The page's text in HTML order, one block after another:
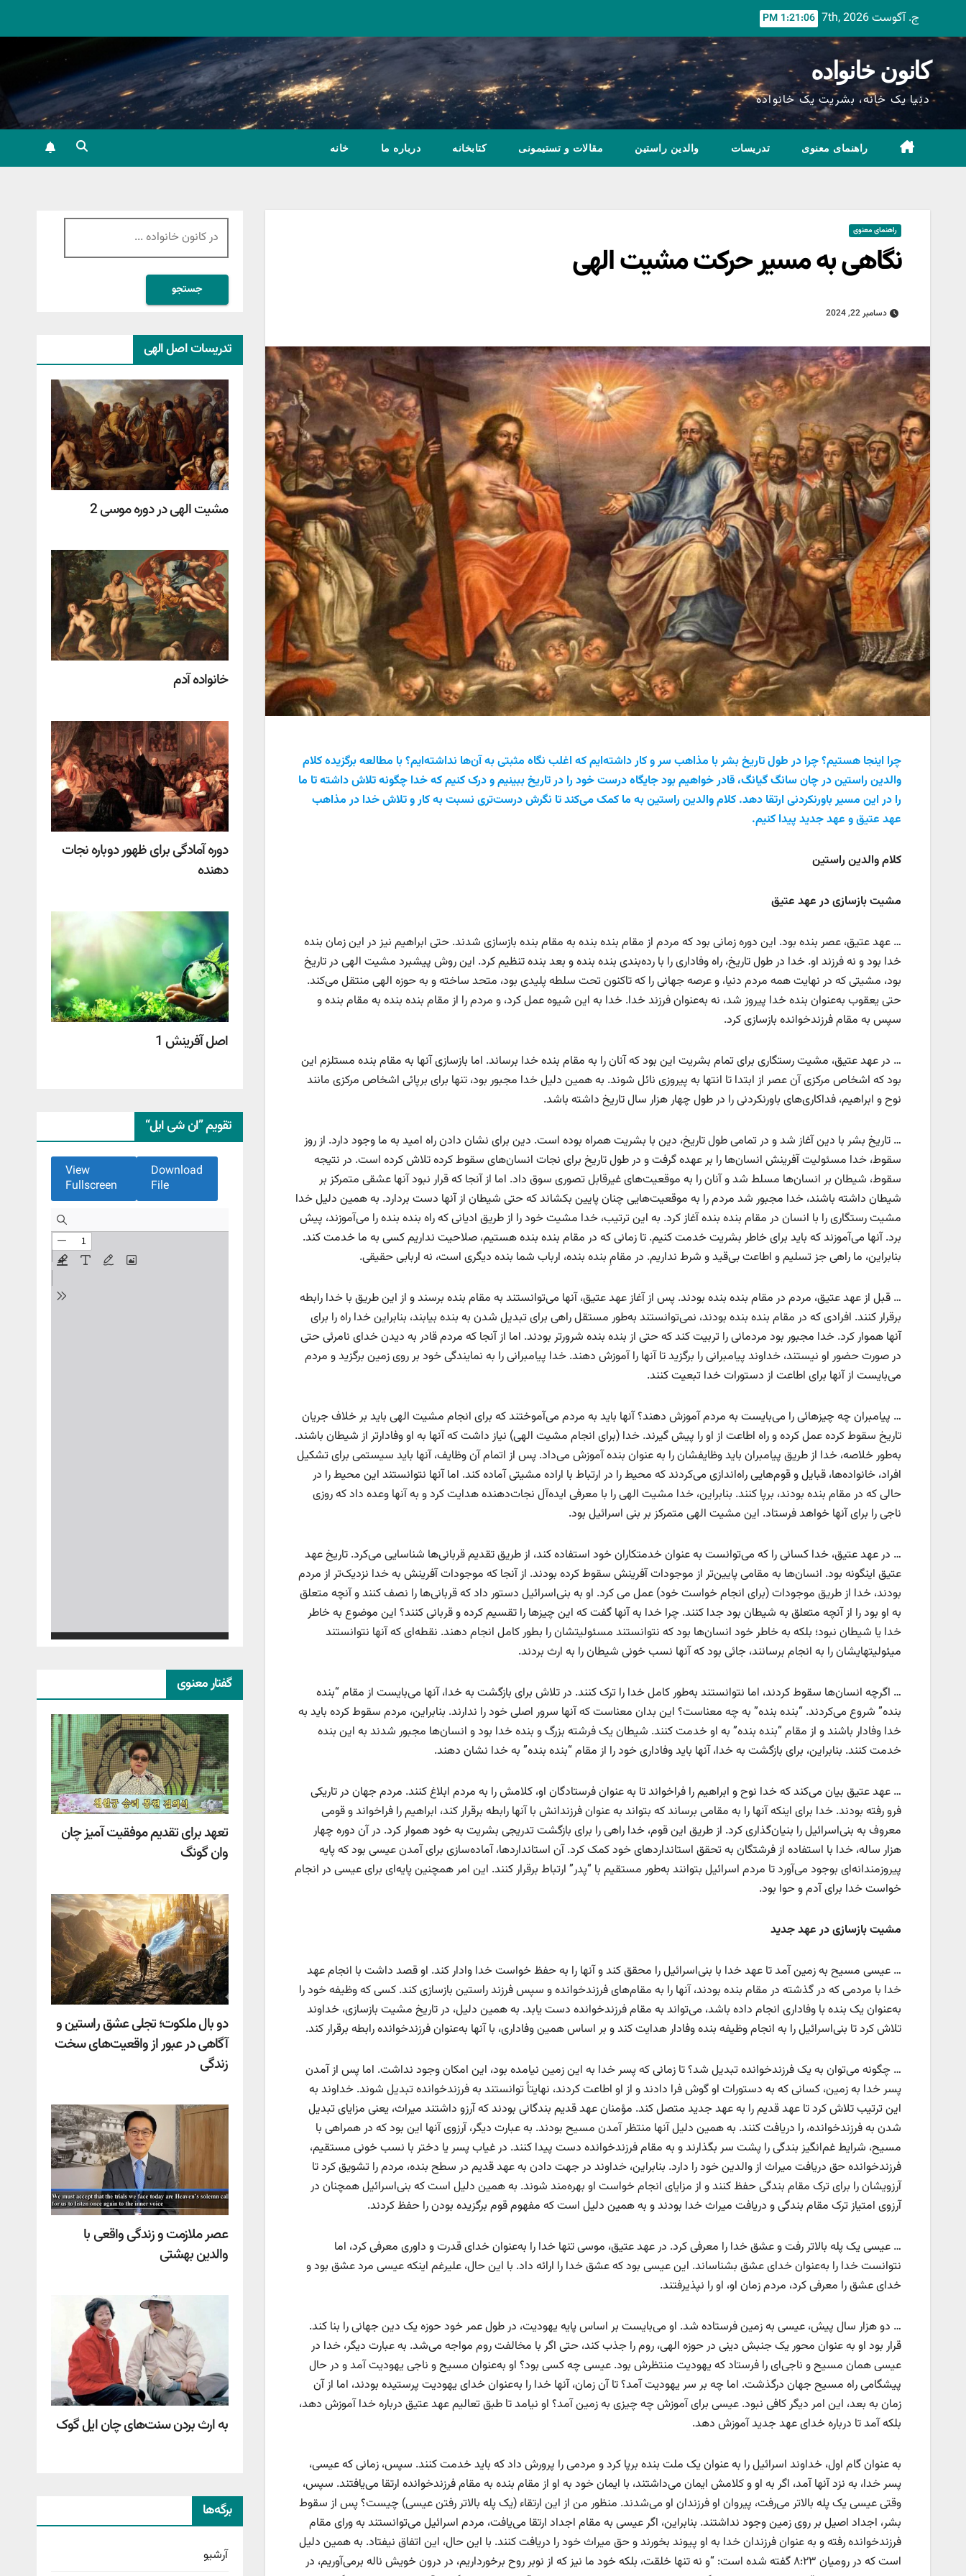
ج. آگوست 7th, 2026 1:21:07 PM
کانون خانواده
دنیا یک خانه، بشریت یک خانواده
راهنمای معنوی تدریسات والدین راستین مقالات و تستیمونی کتابخانه درباره ما خانه
راهنمای معنوی
نگاهی به مسیر حرکت مشیت الهی
دسامبر 22, 2024
چرا اینجا هستیم؟ چرا در طول تاریخ بشر با مذاهب سر و کار داشته‌ایم که اغلب نگاه مثبتی به آن‌ها نداشته‌ایم؟ با مطالعه برگزیده کلام
والدین راستین در چان سانگ گیانگ، قادر خواهیم بود جایگاه درست خود را در تاریخ ببینیم و درک کنیم که خدا چگونه تلاش داشته تا ما
را در این مسیر باورنکردنی ارتقا دهد. کلام والدین راستین به ما کمک می‌کند تا نگرش درست‌تری نسبت به کار و تلاش خدا در مذاهب
عهد عتیق و عهد جدید پیدا کنیم.
کلام والدین راستین
مشیت بازسازی در عهد عتیق
… عهد عتیق، عصر بنده بود. این دوره زمانی بود که مردم از مقام بنده بنده به مقام بنده بازسازی شدند. حتی ابراهیم نیز در این زمان بنده
خدا بود و نه فرزند او. خدا در طول تاریخ، راه وفاداری را با رده‌بندی بنده بنده و بعد بنده تنظیم کرد. این روش پیشبرد مشیت الهی در تاریخ
بود، مشیتی که در نهایت همه مردم دنیا، و عرصه جهانی را که تاکنون تحت سلطه پلیدی بود، متحد ساخته و به حوزه الهی منتقل می‌کند.
حتی یعقوب به‌عنوان بنده خدا پیروز شد، نه به‌عنوان فرزند خدا. خدا به این شیوه عمل کرد، و مردم را از مقام بنده بنده به مقام بنده و
سپس به مقام فرزندخوانده بازسازی کرد.
… در عهد عتیق، مشیت رستگاری برای تمام بشریت این بود که آنان را به مقام بنده خدا برساند. اما بازسازی آنها به مقام بنده مستلزم این
بود که اشخاص مرکزی آن عصر از ابتدا تا انتها به پیروزی نائل شوند. به همین دلیل خدا مجبور بود، تنها برای برپائی اشخاص مرکزی مانند
نوح و ابراهیم، فداکاری‌های باورنکردنی را در طول چهار هزار سال تاریخ داشته باشد.
… تاریخ بشر با دین آغاز شد و در تمامی طول تاریخ، دین با بشریت همراه بوده است. دین برای نشان دادن راه امید به ما وجود دارد. از روز
سقوط، خدا مسئولیت آفرینش انسان‌ها را بر عهده گرفت و در طول تاریخ برای نجات انسان‌های سقوط کرده تلاش کرده است. در نتیجه
سقوط، شیطان بر انسان‌ها مسلط شد و آنان را به موقعیت‌های غیرقابل تصوری سوق داد. اما از آنجا که قرار نبود آنها عشقی متمرکز بر
شیطان داشته باشند، خدا مجبور شد مردم را به موقعیت‌هایی چنان پایین بکشاند که حتی شیطان از آنها دست بردارد. به همین دلیل خدا
مشیت رستگاری را با انسان در مقام بنده بنده آغاز کرد. به این ترتیب، خدا مشیت خود را از طریق ادیانی که راه بنده بنده را می‌آموزند، پیش
برد. آنها می‌آموزند که باید برای خاطر بشریت خدمت کنیم. تا زمانی که در مقام بنده بنده هستیم، صلاحیت نداریم کسی به ما خدمت کند.
بنابراین، ما راهی جز تسلیم و اطاعت بی‌قید و شرط نداریم. در مقامِ بنده بنده، ارباب شما بنده دیگری است، نه اربابی حقیقی.
… قبل از عهد عتیق، مردم در مقام بنده بنده بودند. پس از آغاز عهد عتیق، آنها می‌توانستند به مقام بنده برسند و از این طریق با خدا رابطه
برقرار کنند. افرادی که در مقام بنده بنده بودند، نمی‌توانستند به‌طور مستقل راهی برای تبدیل شدن به بنده بیابند، بنابراین خدا راه را برای
آنها هموار کرد. خدا مجبور بود مردمانی را تربیت کند که حتی از بنده بنده شرورتر بودند. اما از آنجا که مردم قادر به دیدن خدای نامرئی حتی
در صورت حضور او نیستند، خداوند پیامبرانی را برگزید تا آنها را آموزش دهند. خدا پیامبرانی را به نمایندگی خود بر روی زمین برگزید و مردم
می‌بایست از آنها برای اطاعت از دستورات خدا تبعیت کنند.
… پیامبران چه چیزهائی را می‌بایست به مردم آموزش دهند؟ آنها باید به مردم می‌آموختند که برای انجام مشیت الهی باید بر خلاف جریان
تاریخ سقوط کرده عمل کرده و راه اطاعت از او را پیش گیرند. خدا (برای انجام مشیت الهی) نیاز داشت که آنها به او وفادارتر از شیطان باشند.
به‌طور خلاصه، خدا از طریق پیامبران باید وظایفشان را به عنوان بنده آموزش می‌داد. پس از اتمام آن وظایف، آنها باید سیستمی برای تشکیل
افراد، خانواده‌ها، قبایل و قوم‌هایی راه‌اندازی می‌کردند که محیط را در ارتباط با اراده مشیتی آماده کند. اما آنها نتوانستند این محیط را در
حالی که در مقام بنده بودند، برپا کنند. بنابراین، خدا مشیت الهی را با معرفی ایده‌آل نجات‌دهنده هدایت کرد و به آنها وعده داد که روزی
ناجی را برای آنها خواهد فرستاد. این مشیت الهی متمرکز بر بنی اسرائیل بود.
… در عهد عتیق، خدا کسانی را که می‌توانست به عنوان خدمتکاران خود استفاده کند، از طریق تقدیم قربانی‌ها شناسایی می‌کرد. تاریخ عهد
عتیق اینگونه بود. انسان‌ها به مقامی پایین‌تر از موجودات آفرینش سقوط کرده بودند. از آنجا که موجودات آفرینش به خدا نزدیک‌تر از مردم
بودند، خدا از طریق موجودات (برای انجام خواست خود) عمل می کرد. او به بنی‌اسرائیل دستور داد که قربانی‌ها را نصف کنند و آنچه متعلق
به او بود را از آنچه متعلق به شیطان بود جدا کنند. چرا خدا به آنها گفت که این چیزها را تقسیم کرده و قربانی کنند؟ این موضوع به خاطر
خدا یا شیطان نبود؛ بلکه به خاطر خود انسان‌ها بود که نتوانستند مسئولیتشان را بطور کامل انجام دهند. نقطه‌ای که آنها نتوانستند
میئولیتهایشان را به انجام برسانند، جائی بود که آنها نسب خونی شیطان را به ارث بردند.
… اگرچه انسان‌ها سقوط کردند، اما نتوانستند به‌طور کامل خدا را ترک کنند. در تلاش برای بازگشت به خدا، آنها می‌بایست از مقام “بنده
بنده” شروع می‌کردند. “بنده بنده” به چه معناست؟ این بدان معناست که آنها سرور اصلی خود را ندارند. بنابراین، مردم سقوط کرده باید به
خدا وفادار باشند و از مقام “بنده بنده” به او خدمت کنند. شیطان یک فرشته بزرگ و بنده خدا بود و انسان‌ها مجبور شدند به این بنده
خدمت کنند. بنابراین، برای بازگشت به خدا، آنها باید وفاداری خود را از مقام “بنده بنده” به خدا نشان دهند.
… عهد عتیق بیان می‌کند که خدا نوح و ابراهیم را فراخواند تا به عنوان فرستادگان او، کلامش را به مردم ابلاغ کنند. مردم جهان در تاریکی
فرو رفته بودند. خدا برای اینکه آنها را به مقامی برساند که بتواند به عنوان فرزندانش با آنها رابطه برقرار کند، ابراهیم را فراخواند و قومی
معروف به بنی‌اسرائیل را بنیان‌گذاری کرد. از طریق این قوم، خدا راهی را برای بازگشت تدریجی بشریت به خود هموار کرد. در آن دوره چهار
هزار ساله، خدا با استفاده از فرشتگان به تحقق استانداردهای خود کمک کرد. آن استانداردها، آماده‌سازی برای آمدن عیسی بود که پایه
پیروزمندانه‌ای بوجود می‌آورد تا مردم اسرائیل بتوانند به‌طور مستقیم با “پدر” ارتباط برقرار کنند. این امر همچنین پایه‌ای برای عیسی در انجام
خواست خدا برای آدم و حوا بود.
مشیت بازسازی در عهد جدید
… عیسی مسیح به زمین آمد تا عهد خدا با بنی‌اسرائیل را محقق کند و آنها را به حفظ خواست خدا وادار کند. او قصد داشت با انجام عهد
خدا با مردمی که در گذشته در مقام بنده بودند، آنها را به مقام‌های فرزندخوانده و سپس فرزند راستین بازسازی کند. کسی که وظیفه خود را
به‌عنوان یک بنده با وفاداری انجام داده باشد، می‌تواند به مقام فرزندخوانده دست یابد. به همین دلیل، در تاریخ مشیت بازسازی، خداوند
تلاش کرد تا بنی‌اسرائیل را به انجام وظیفه بنده وفادار هدایت کند و بر اساس همین وفاداری، با آنها به‌عنوان فرزندخوانده رابطه برقرار کند.
… چگونه می‌توان به یک فرزندخوانده تبدیل شد؟ تا زمانی که پسر خدا به این زمین نیامده بود، این امکان وجود نداشت. اما پس از آمدن
پسر خدا به زمین، کسانی که به دستورات او گوش فرا دادند و از او اطاعت کردند، نهایتاً توانستند به فرزندخوانده تبدیل شوند. خداوند به
این ترتیب تلاش کرد تا عهد قدیم را به عهد جدید متصل کند. مؤمنان عهد قدیم بندگانی بودند که آرزو داشتند میراث، یعنی مزایای تبدیل
شدن به فرزندخوانده، را دریافت کنند. به همین دلیل آنها منتظر آمدن مسیح بودند. به عبارت دیگر، آرزوی آنها این بود که در همراهی با
مسیح، شرایط غم‌انگیز بندگی را پشت سر بگذارند و به مقام فرزندخوانده دست پیدا کنند. در غیاب پسر یا دختر با نسب خونی مستقیم،
فرزندخوانده حق دریافت میراث از والدین خود را دارد. بنابراین، خداوند در جهت دادن به عهد قدیم در سطح بنده، مردم را تشویق کرد تا
آرزویشان را برای ترک مقام بندگی حفظ کنند و از مزایای انجام خواست او بهره‌مند شوند. به همین دلیل است که بنی‌اسرائیل همچنان در
آرزوی امتیاز ترک مقام بندگی و دریافت میراث خدا بودند و به همین دلیل است که مفهوم قوم برگزیده بودن را حفظ کردند.
… عیسی یک پله بالاتر رفت و عشق خدا را معرفی کرد. در عهد عتیق، موسی تنها خدا را به‌عنوان خدای قدرت و داوری معرفی کرد، اما
نتوانست خدا را به‌عنوان خدای عشق بشناساند. این عیسی بود که عشق خدا را ارائه داد. با این حال، علیرغم اینکه عیسی مرد عشق بود و
خدای عشق را معرفی کرد، مردم زمان او، او را نپذیرفتند.
… دو هزار سال پیش، عیسی به زمین فرستاده شد. او می‌بایست بر اساس پایه یهودیت، در طول عمر خود حوزه یک دین جهانی را بنا کند.
قرار بود او به عنوان محور یک جنبش دینی در حوزه الهی، روم را جذب کند، حتی اگر با مخالفت روم مواجه می‌شد. به عبارت دیگر، خدا در
عیسی همان مسیح و ناجی‌ای را فرستاد که یهودیت منتظرش بود. عیسی چه کسی بود؟ او به‌عنوان مسیح و ناجی یهودیت آمد و در حال
پیشگامی راه مسیح جهان درگذشت. اما چه بر سر یهودیت آمد؟ تا آن زمان، آنها خدا را به‌عنوان خدای یهودیت پرستیده بودند، اما از آن
زمان به بعد، این امر دیگر کافی نبود. عیسی برای آموزش چه چیزی به زمین آمد؟ او نیامد تا طبق تعالیم عهد عتیق درباره خدا آموزش دهد،
بلکه آمد تا درباره خدای عهد جدید آموزش دهد.
به عنوان گام اول، خداوند اسرائیل را به عنوان یک ملت بنده برپا کرد و مردمی را پرورش داد که باید خدمت کنند. سپس، زمانی که عیسی،
پسر خدا، به نزد آنها آمد، اگر به او و کلامش ایمان می‌داشتند، با ایمان خود به او از مقام بنده به مقام فرزندخوانده ارتقا می‌یافتند. سپس،
وقتی عیسی یک پله بالاتر می‌رفت، پیروان او فرزندان او می‌شدند. منظور من از این ارتقاء (یک پله بالاتر رفتن عیسی) چیست؟ پس از سقوط
بشر، اجداد اصیل بر روی زمین وجود نداشتند. بنابراین، اگر عیسی به مقام اجداد ارتقا می‌یافت، مردم اسرائیل می‌توانستند به ورای مقام
فرزندخوانده رفته و به عنوان فرزندان خدا به او پیوند بخورند و حق میراث خود را دریافت کنند. با این حال، این اتفاق نیفتاد. به همین دلیل
است که در رومیان ۸:۲۳ گفته شده است: “و نه تنها خلقت، بلکه خود ما نیز که از نوبر روح برخورداریم، در درون خویش ناله برمی‌آوریم، در
جستجو
برای:
تدریسات اصل الهی
مشیت الهی در دوره موسی 2
خانواده آدم
دوره آمادگی برای ظهور دوباره نجات
دهنده
اصل آفرینش 1
تقویم ”ان شی ایل“
Download
File
View
Fullscreen
گفتار معنوی
تعهد برای تقدیم موفقیت آمیز چان
وان گونگ
دو بال ملکوت؛ تجلی عشق راستین و
آگاهی در عبور از واقعیت‌های سخت
زندگی
عصر ملازمت و زندگی واقعی با
والدین بهشتی
به ارث بردن سنت‌های چان ایل گوک
برگه‌ها
آرشیو